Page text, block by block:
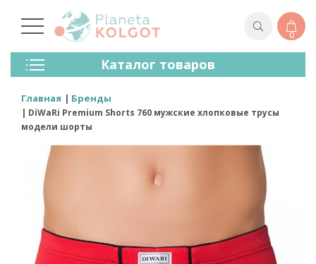
0
Каталог товаров
Колготки
Чулки
Лосины (леггинсы)
Носки И Гольфы
Спортивная Одежда
Для Мужчин
Для Детей
Бренды
Главная Бренды
DiWaRi Premium Shorts 760 мужские хлопковые трусы
модели шорты